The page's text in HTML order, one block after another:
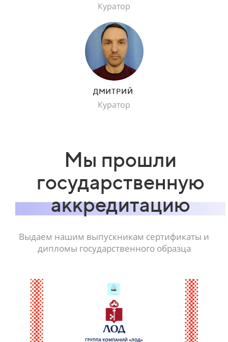
Куратор
ДМИТРИЙ
Куратор
Мы прошли
государственную
аккредитацию
Выдаем нашим выпускникам сертификаты и
дипломы государственного образца